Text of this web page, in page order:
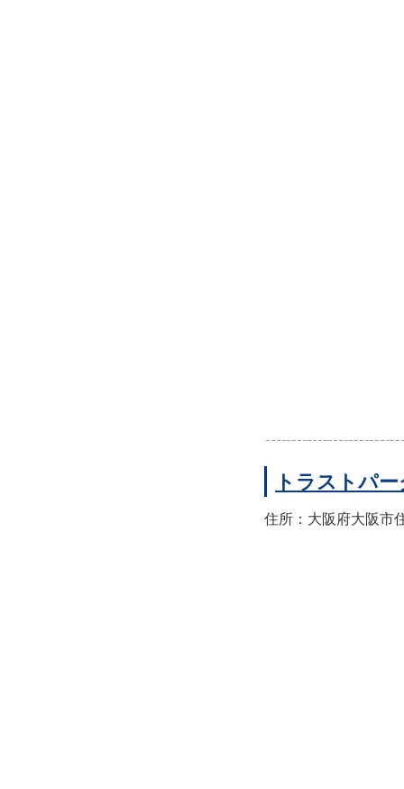
トラストパ
住所：大阪府大阪市